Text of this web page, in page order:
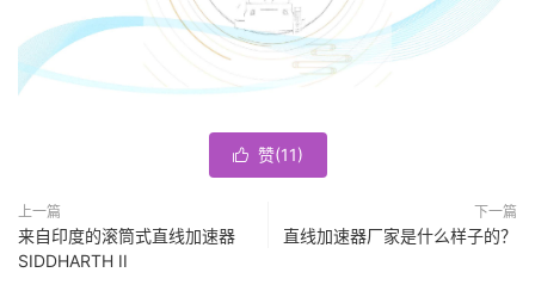
 赞(11)
上一篇
来自印度的滚筒式直线加速器
SIDDHARTH II
下一篇
直线加速器厂家是什么样子的？